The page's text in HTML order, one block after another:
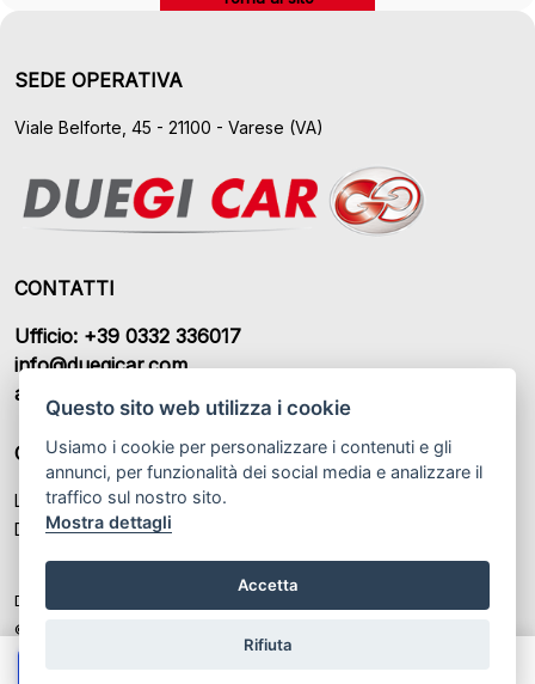
Questo sito web utilizza i cookie
Usiamo i cookie per personalizzare i contenuti e gli
annunci, per funzionalità dei social media e analizzare il
traffico sul nostro sito.
Mostra dettagli
Accetta
Rifiuta
SEDE OPERATIVA
Viale Belforte, 45 - 21100 - Varese (VA)
CONTATTI
Ufficio: +39 0332 336017
info@duegicar.com
amministrazione@duegicar.com
ORARI DI APERTURA
Lunedì – Sabato: 09:00 - 12:30 / 14:30 - 19:00
Domenica: Chiuso
DUEGI CAR S.R.L. P.IVA: IT 03459370122
© Another site by